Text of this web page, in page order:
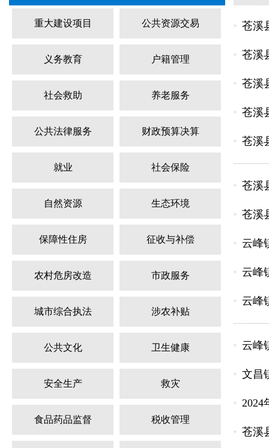
重大建设项目 公共资源交易
义务教育 户籍管理
社会救助 养老服务
公共法律服务 财政预算决算
就业 社会保险
自然资源 生态环境
保障性住房 征收与补偿
农村危房改造 市政服务
城市综合执法 涉农补贴
公共文化 卫生健康
安全生产 救灾
食品药品监督 税收管理
苍溪
苍溪
苍溪
苍溪
苍溪
苍溪
苍溪
云峰
云峰
云峰
云峰
文昌
2024
苍溪